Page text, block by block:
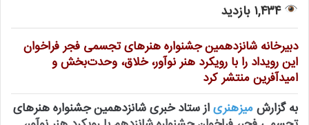
۱,۴۳۴ بازدید
دبیرخانه شانزدهمین جشنواره هنرهای تجسمی فجر فراخوان
این رویداد را با رویکرد هنر نوآور، خلاق، وحدت‌بخش و
امیدآفرین منتشر کرد
به گزارشمیزهنریاز ستاد خبری شانزدهمین جشنواره هنرهای